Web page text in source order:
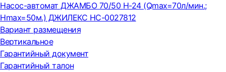
Насос-автомат ДЖАМБО 70/50 Н-24 (Qmax=70л/мин.;
Нmax=50м.) ДЖИЛЕКС НС-0027812
Вариант размещения
Вертикальное
Гарантийный документ
Гарантийный талон